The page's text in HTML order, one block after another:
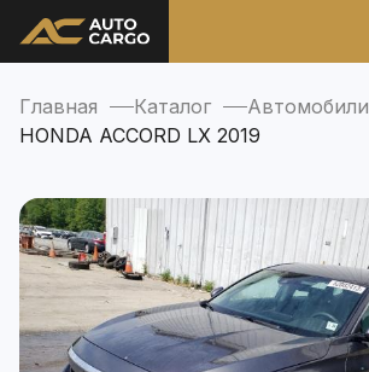
Главная Каталог Автомобили
HONDA ACCORD LX 2019